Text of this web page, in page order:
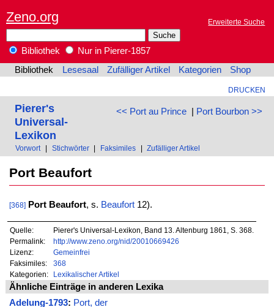
Zeno.org Erweiterte Suche
Bibliothek
Nur in Pierer-1857
Bibliothek
Lesesaal Zufälliger Artikel Kategorien Shop
DRUCKEN
<< Port au Prince| Port Bourbon >>
Pierer's
Universal-
Lexikon
Vorwort Stichwörter Faksimiles Zufälliger Artikel
Port Beaufort
[368] Port Beaufort, s. Beaufort12).
Quelle:
Pierer's Universal-Lexikon, Band 13. Altenburg 1861, S. 368.
Permalink:
http://www.zeno.org/nid/20010669426
Lizenz:
Gemeinfrei
Faksimiles:
368
Kategorien:
Lexikalischer Artikel
Ähnliche Einträge in anderen Lexika
Adelung-1793: Port, der